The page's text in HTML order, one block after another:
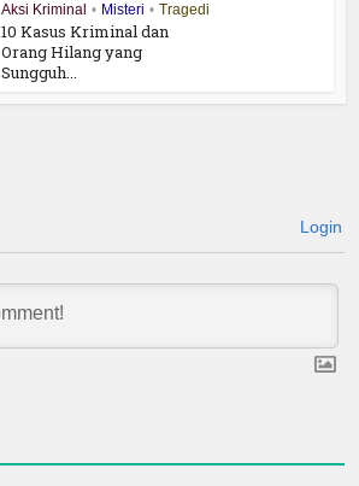
Aksi Kriminal • Misteri • Tragedi
10 Kasus Kriminal dan
Orang Hilang yang
Sungguh...
Login